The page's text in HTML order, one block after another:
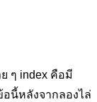
ๆ index คือมี
นี้หลังจากลองไล่